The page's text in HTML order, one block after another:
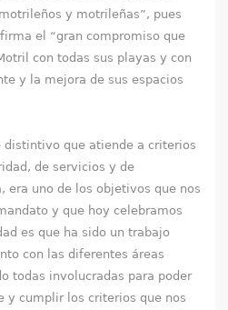
y motrileñas”, pues
el “gran compromiso que
con todas sus playas y con
y la mejora de sus espacios
distintivo que atiende a criterios
de servicios y de
era uno de los objetivos que nos
y que hoy celebramos
es que ha sido un trabajo
con las diferentes áreas
todas involucradas para poder
y cumplir los criterios que nos